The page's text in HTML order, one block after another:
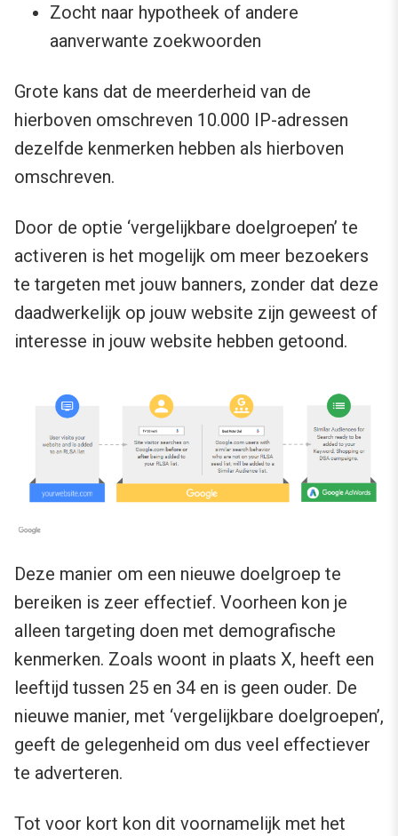
Zocht naar hypotheek of andere
aanverwante zoekwoorden
Grote kans dat de meerderheid van de
hierboven omschreven 10.000 IP-adressen
dezelfde kenmerken hebben als hierboven
omschreven.
Door de optie ‘vergelijkbare doelgroepen’ te
activeren is het mogelijk om meer bezoekers
te targeten met jouw banners, zonder dat deze
daadwerkelijk op jouw website zijn geweest of
interesse in jouw website hebben getoond.
Deze manier om een nieuwe doelgroep te
bereiken is zeer effectief. Voorheen kon je
alleen targeting doen met demografische
kenmerken. Zoals woont in plaats X, heeft een
leeftijd tussen 25 en 34 en is geen ouder. De
nieuwe manier, met ‘vergelijkbare doelgroepen’,
geeft de gelegenheid om dus veel effectiever
te adverteren.
Tot voor kort kon dit voornamelijk met het